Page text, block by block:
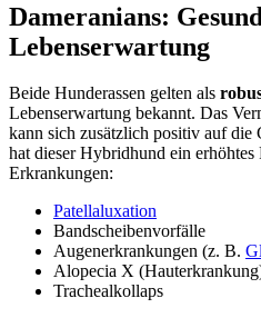
Dameranians:
Lebenserwartung
Beide Hunderassen gelten als
Lebenserwartung bekannt. Das
kann sich zusätzlich positiv auf die
hat dieser Hybridhund ein
Erkrankungen:
Patellaluxation
Bandscheibenvorfälle
Augenerkrankungen (z. B.
Alopecia X
Trachealkollaps